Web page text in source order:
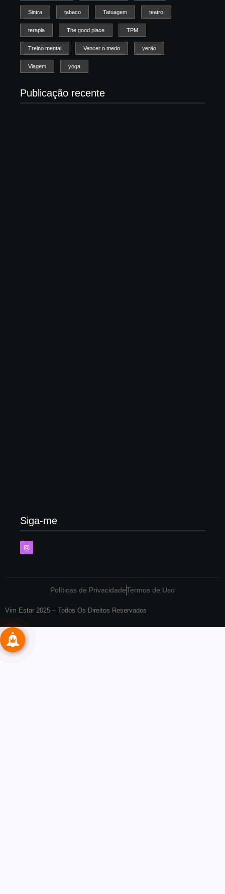
Sintra tabaco Tatuagem teatro
terapia The good place TPM
Treino mental Vencer o medo verão
Viagem yoga
Publicação recente
Siga-me
Políticas de PrivacidadeTermos de Uso
Vim Estar 2025 – Todos Os Direitos Reservados